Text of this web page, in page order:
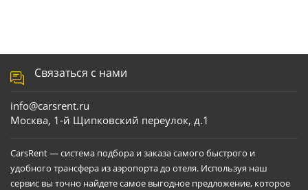
Связаться с нами
info@carsrent.ru
Москва, 1-й Щипковский переулок, д.1
CarsRent — система подбора и заказа самого быстрого и
удобного трансфера из аэропорта до отеля. Используя наш
сервис вы точно найдете самое выгодное предложение, которое